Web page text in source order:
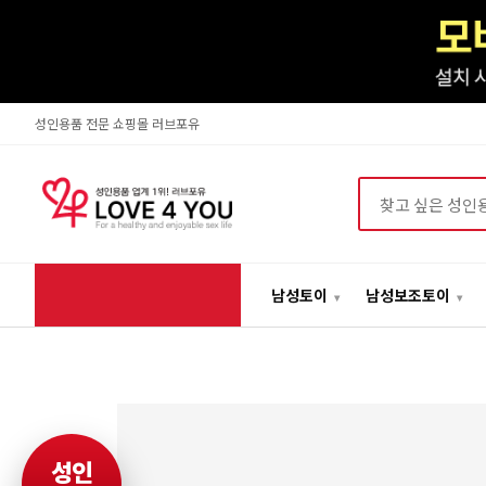
성인용품 전문 쇼핑몰 러브포유
남성토이 남성보조토이
성인